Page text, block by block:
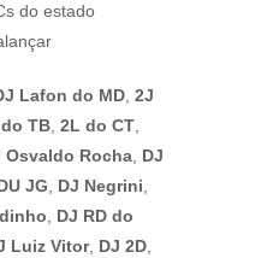
do estado
Lafon do MD 2J
TB 2L do CT
Osvaldo Rocha DJ
JG DJ Negrini
DJ RD do
Luiz Vitor, DJ 2D